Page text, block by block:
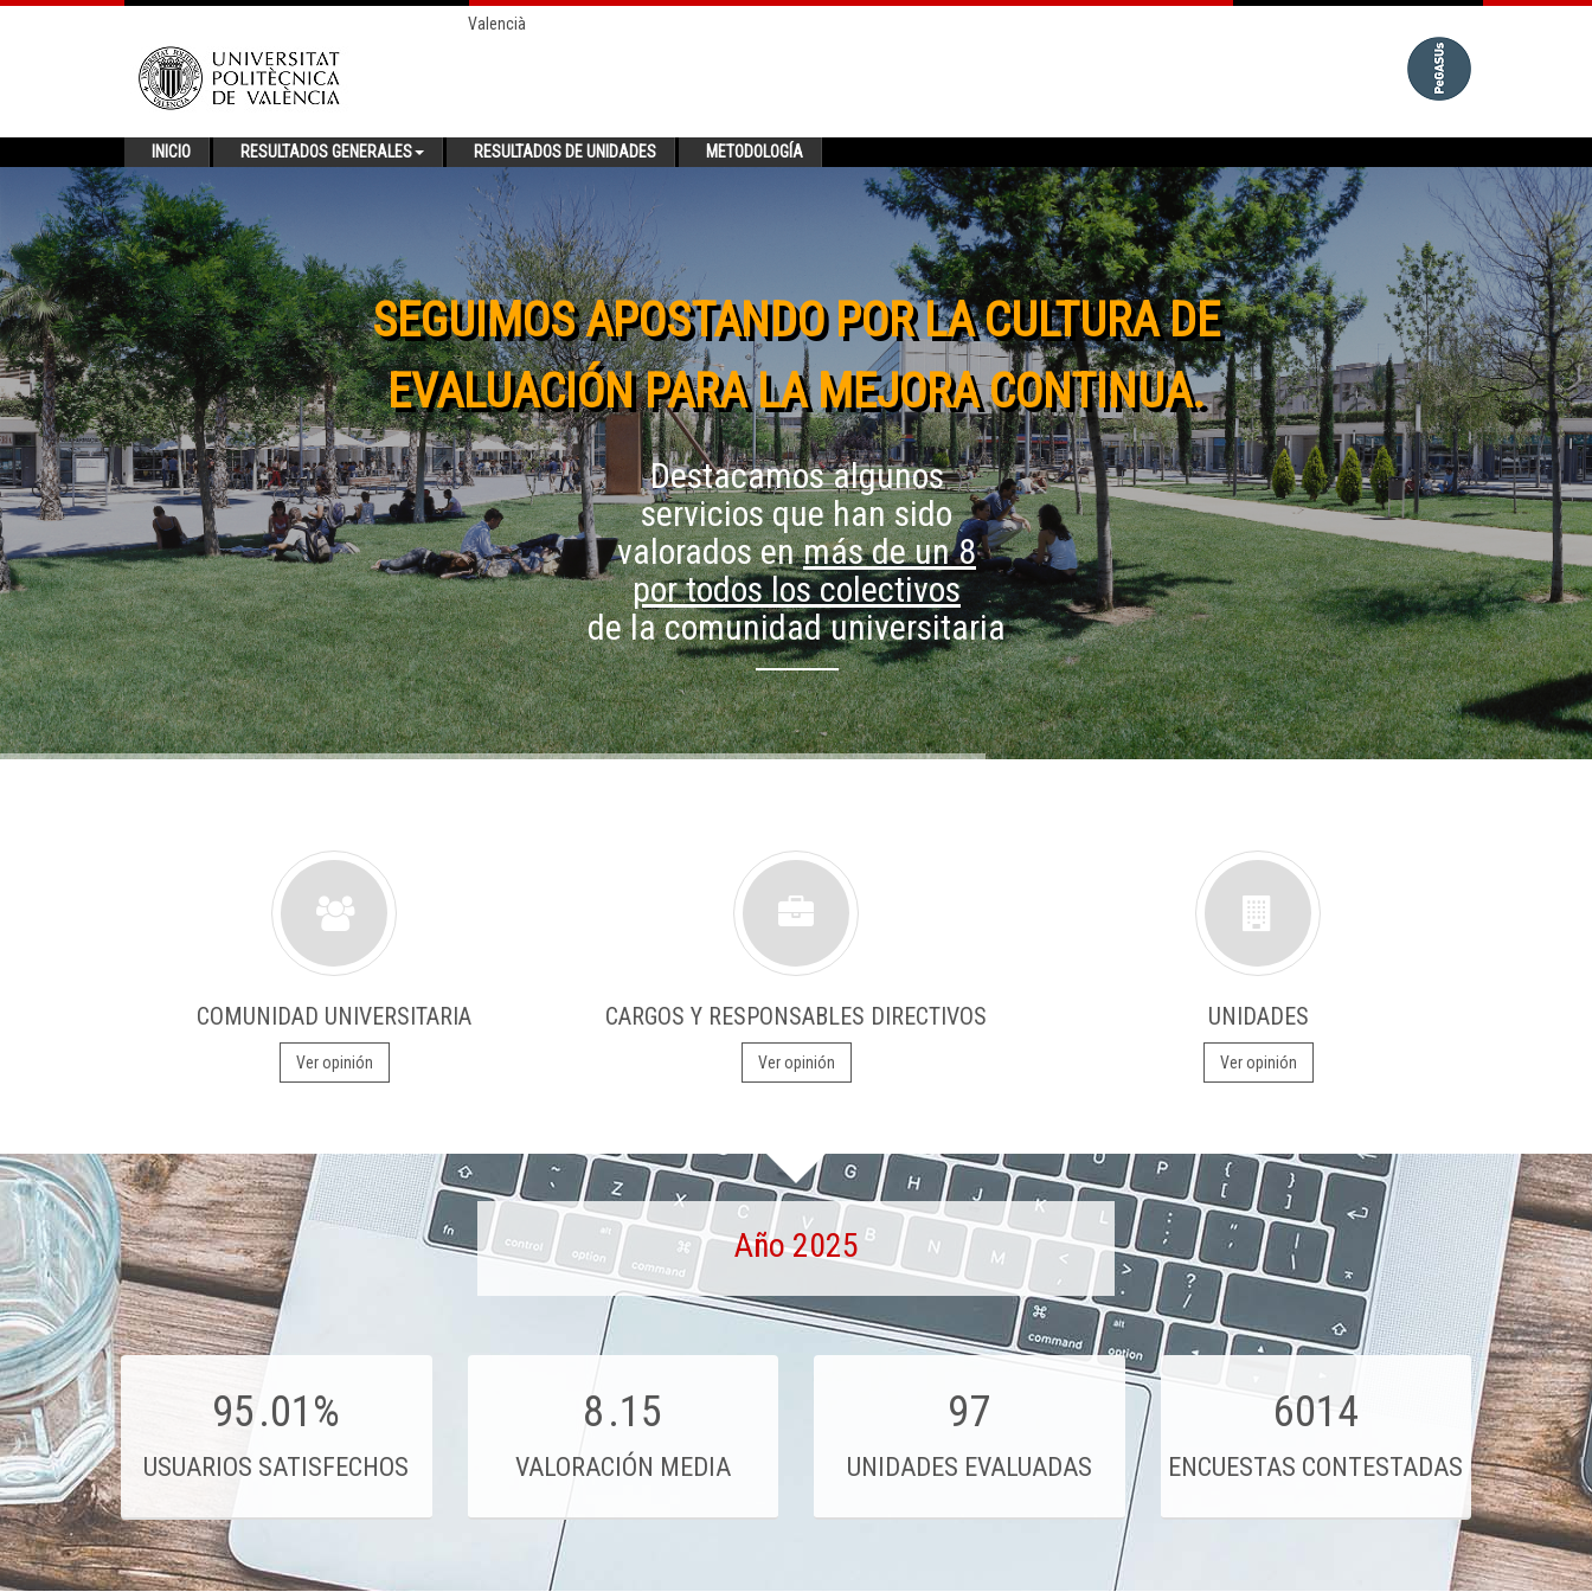
Valencià
INICIO RESULTADOS GENERALES RESULTADOS DE UNIDADES METODOLOGÍA
SEGUIMOS APOSTANDO POR LA CULTURA DE
EVALUACIÓN PARA LA MEJORA CONTINUA.
Destacamos algunos
servicios que han sido
valorados enmás de un 8
por todos los colectivos
de la comunidad universitaria
COMUNIDAD UNIVERSITARIA
Ver opinión
CARGOS Y RESPONSABLES DIRECTIVOS
Ver opinión
UNIDADES
Ver opinión
Año 2025
95.01%
USUARIOS SATISFECHOS
8.15
VALORACIÓN MEDIA
97
UNIDADES EVALUADAS
6014
ENCUESTAS CONTESTADAS